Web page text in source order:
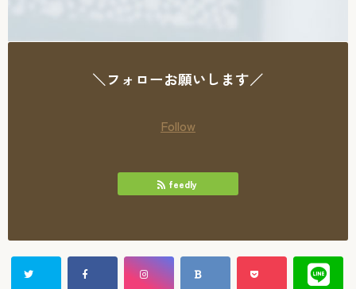
＼フォローお願いします／
Follow
feedly